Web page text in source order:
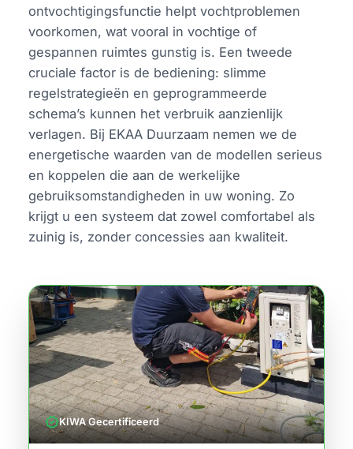
ontvochtigingsfunctie helpt vochtproblemen
voorkomen, wat vooral in vochtige of
gespannen ruimtes gunstig is. Een tweede
cruciale factor is de bediening: slimme
regelstrategieën en geprogrammeerde
schema’s kunnen het verbruik aanzienlijk
verlagen. Bij EKAA Duurzaam nemen we de
energetische waarden van de modellen serieus
en koppelen die aan de werkelijke
gebruiksomstandigheden in uw woning. Zo
krijgt u een systeem dat zowel comfortabel als
zuinig is, zonder concessies aan kwaliteit.
verifiedKIWA Gecertificeerd